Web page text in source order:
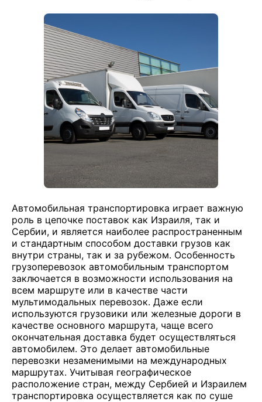
Автомобильная транспортировка играет важную
роль в цепочке поставок как Израиля, так и
Сербии, и является наиболее распространенным
и стандартным способом доставки грузов как
внутри страны, так и за рубежом. Особенность
грузоперевозок автомобильным транспортом
заключается в возможности использования на
всем маршруте или в качестве части
мультимодальных перевозок. Даже если
используются грузовики или железные дороги в
качестве основного маршрута, чаще всего
окончательная доставка будет осуществляться
автомобилем. Это делает автомобильные
перевозки незаменимыми на международных
маршрутах. Учитывая географическое
расположение стран, между Сербией и Израилем
транспортировка осуществляется как по суше